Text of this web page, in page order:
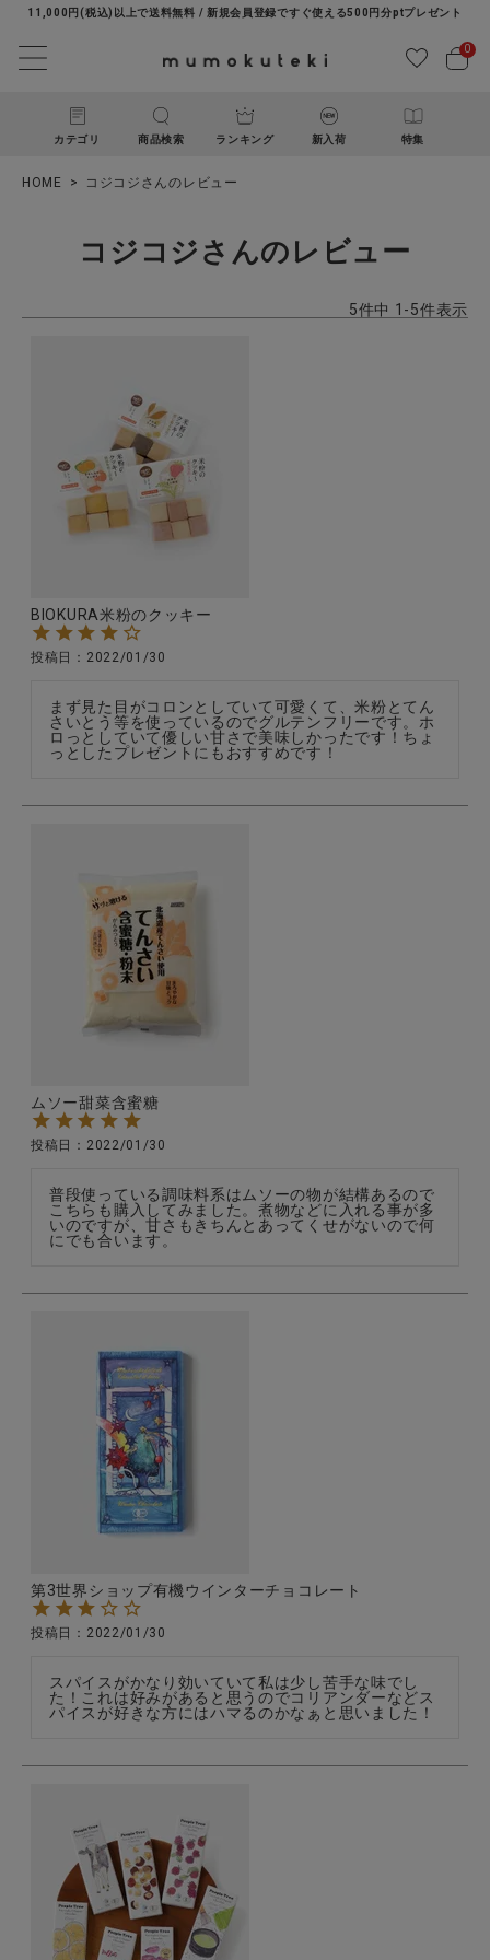
11,000円(税込)以上で送料無料 / 新規会員登録ですぐ使える500円分ptプレゼント
0
カテゴリ 商品検索 ランキング 新入荷 特集
ナチュラル服
ファッション雑貨
生活雑貨
ブランド
全ての商品
特集
ご利用ガイド
ショップリスト
HOME コジコジさんのレビュー
コジコジさんのレビュー
5件中 1 -5件表示
BIOKURA米粉のクッキー
投稿日 2022/01/30
まず見た目がコロンとしていて可愛くて、米粉とてん
さいとう等を使っているのでグルテンフリーです。ホ
ロっとしていて優しい甘さで美味しかったです！ちょ
ムソー甜菜含蜜糖
投稿日 2022/01/30
普段使っている調味料系はムソーの物が結構あるので
こちらも購入してみました。煮物などに入れる事が多
いのですが、甘さもきちんとあってくせがないので何
にでも合います。
第3世界ショップ有機ウインターチョコレート
投稿日 2022/01/30
スパイスがかなり効いていて私は少し苦手な味でし
た！これは好みがあると思うのでコリアンダーなどス
パイスが好きな方にはハマるのかなぁと思いました！